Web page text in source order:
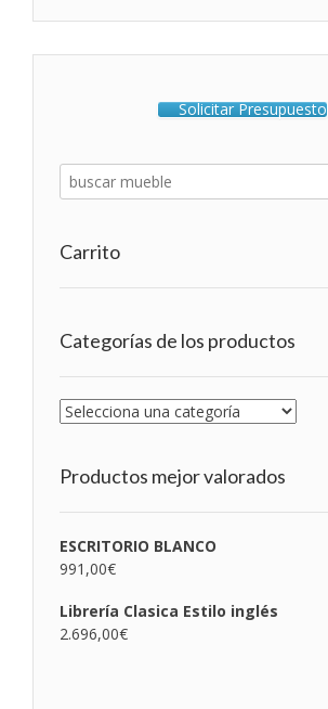
Solicitar Presupuesto
Carrito
Categorías de los productos
Productos mejor valorados
ESCRITORIO BLANCO
991,00€
Librería Clasica Estilo inglés
2.696,00€